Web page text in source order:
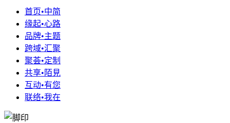
首页•中简
缘起•心路
品牌•主题
跨域•汇聚
聚荟•定制
共享•陌見
互动•有您
联络•我在